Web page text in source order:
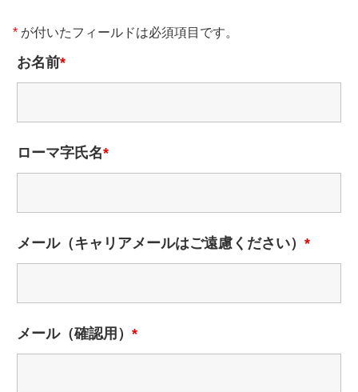
* が付いたフィールドは必須項目です。
お名前*
ローマ字氏名*
メール（キャリアメールはご遠慮ください） *
メール（確認用） *